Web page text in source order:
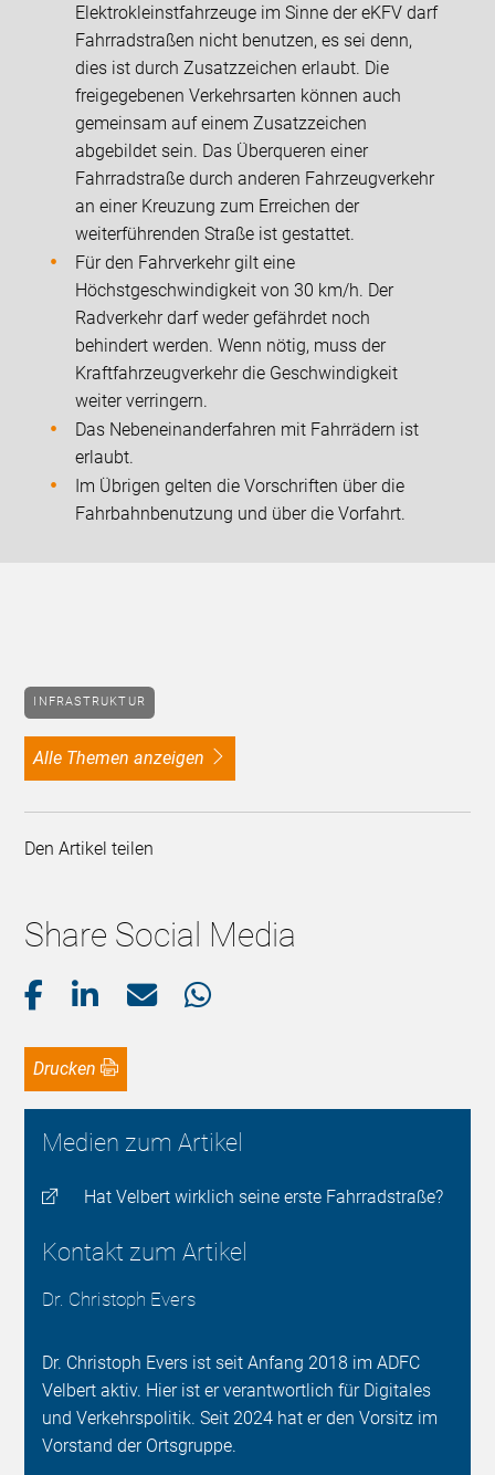
Elektrokleinstfahrzeuge im Sinne der eKFV darf
Fahrradstraßen nicht benutzen, es sei denn,
dies ist durch Zusatzzeichen erlaubt. Die
freigegebenen Verkehrsarten können auch
gemeinsam auf einem Zusatzzeichen
abgebildet sein. Das Überqueren einer
Fahrradstraße durch anderen Fahrzeugverkehr
an einer Kreuzung zum Erreichen der
weiterführenden Straße ist gestattet.
Für den Fahrverkehr gilt eine
Höchstgeschwindigkeit von 30 km/h. Der
Radverkehr darf weder gefährdet noch
behindert werden. Wenn nötig, muss der
Kraftfahrzeugverkehr die Geschwindigkeit
weiter verringern.
Das Nebeneinanderfahren mit Fahrrädern ist
erlaubt.
Im Übrigen gelten die Vorschriften über die
Fahrbahnbenutzung und über die Vorfahrt.
INFRASTRUKTUR
alle Themen anzeigen
Den Artikel teilen
Share Social Media
Drucken
Medien zum Artikel
Hat Velbert wirklich seine erste Fahrradstraße?
Kontakt zum Artikel
Dr. Christoph Evers
Dr. Christoph Evers ist seit Anfang 2018 im ADFC
Velbert aktiv. Hier ist er verantwortlich für Digitales
und Verkehrspolitik. Seit 2024 hat er den Vorsitz im
Vorstand der Ortsgruppe.